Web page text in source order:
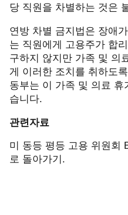
당 직원을 차별하는 것은
연방 차별 금지법은 장애
는 직원에게 고용주가 합
구하지 않지만 가족 및 의
게 이러한 조치를 취하도
동부는 이 가족 및 의료 휴
습니다.
관련자료
미 동등 평등 고용 위원회
로 돌아가기 .